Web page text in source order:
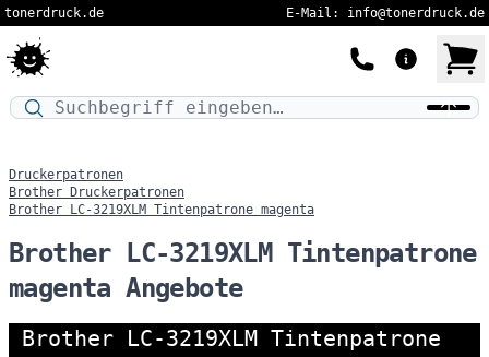
tonerdruck.de E-Mail: info@tonerdruck.de
Druckermodell oder Produktnamen eingeben…
Druckerpatronen
Brother Druckerpatronen
Brother LC-3219XLM Tintenpatrone magenta
Brother LC-3219XLM Tintenpatrone
magenta Angebote
Brother LC-3219XLM Tintenpatrone